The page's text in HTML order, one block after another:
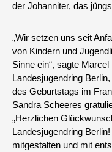
der Johanniter, das
„Wir setzen uns seit
von Kindern und
Sinne ein“, sagte
Landesjugendring
des Geburtstags im
Sandra Scheeres
„Herzlichen
Landesjugendring
mitgestalten und mit